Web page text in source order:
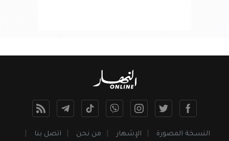
النسخة المصورة الإشهار من نحن اتصل بنا